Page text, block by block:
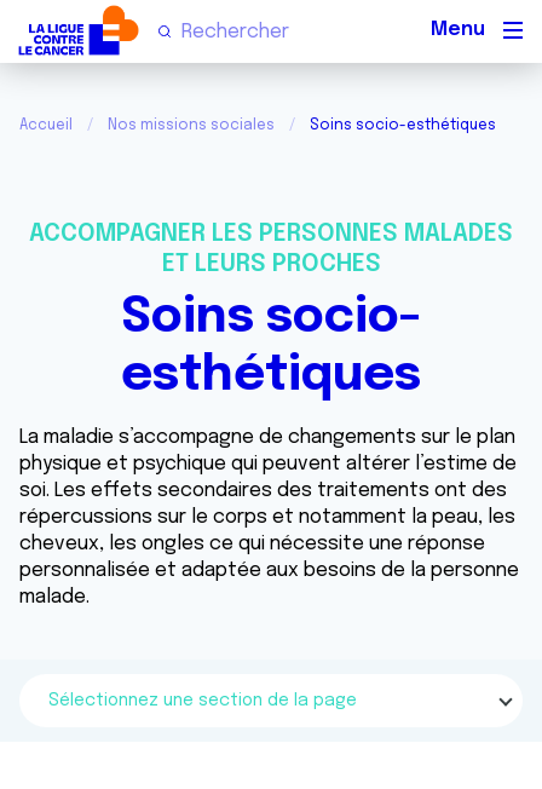
Accueil Nos missions sociales Soins socio-esthétiques
ACCOMPAGNER LES PERSONNES MALADES
ET LEURS PROCHES
Soins socio-
esthétiques
La maladie s’accompagne de changements sur le plan
physique et psychique qui peuvent altérer l’estime de
soi. Les effets secondaires des traitements ont des
répercussions sur le corps et notamment la peau, les
cheveux, les ongles ce qui nécessite une réponse
personnalisée et adaptée aux besoins de la personne
malade.
Sélectionnez une section de la page